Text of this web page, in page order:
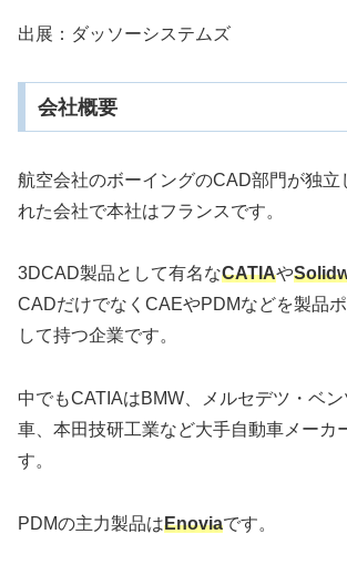
出展：ダッソーシステムズ
会社概要
航空会社のボーイングのCAD部門が独立
れた会社で本社はフランスです。
3DCAD製品として有名なCATIAや
CADだけでなくCAEやPDMなどを製品
して持つ企業です。
中でもCATIAはBMW、メルセデツ・ベ
車、本田技研工業など大手自動車メーカ
す。
PDMの主力製品はEnoviaです。